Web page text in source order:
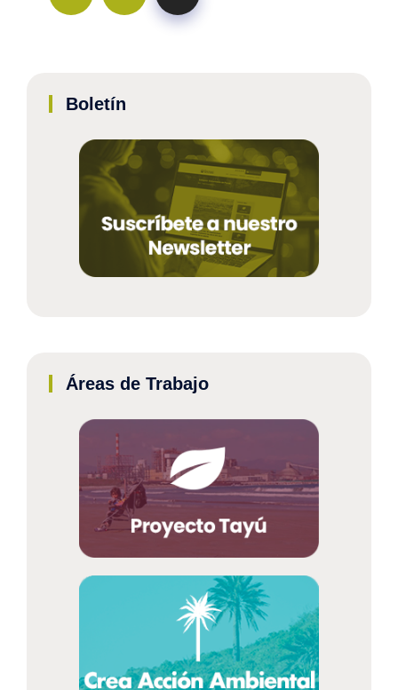
Boletín
Áreas de Trabajo